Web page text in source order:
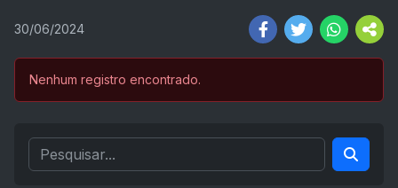
30/06/2024
Nenhum registro encontrado.